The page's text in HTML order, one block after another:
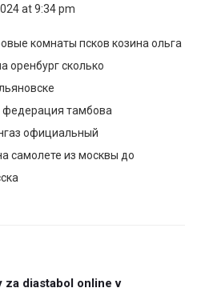
at 9:34 pm
комнаты псков козина ольга
оренбург сколько
федерация тамбова
официальный
самолете из москвы до
za diastabol online v